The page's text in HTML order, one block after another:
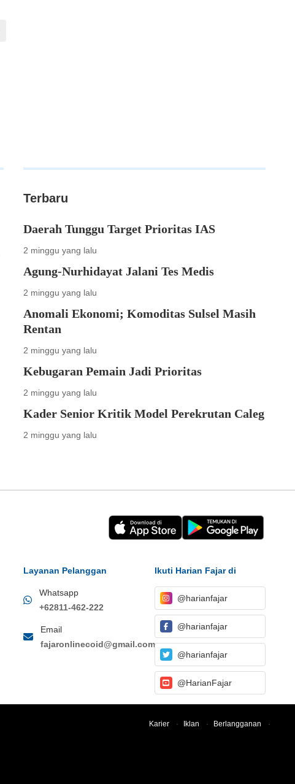
Terbaru
Daerah Tunggu Target Prioritas IAS
2 minggu yang lalu
Agung-Nurhidayat Jalani Tes Medis
2 minggu yang lalu
Anomali Ekonomi; Komoditas Sulsel Masih
Rentan
2 minggu yang lalu
Kebugaran Pemain Jadi Prioritas
2 minggu yang lalu
Kader Senior Kritik Model Perekrutan Caleg
2 minggu yang lalu
Layanan Pelanggan
Whatsapp
+62811-462-222
Email
fajaronlinecoid@gmail.com
Ikuti Harian Fajar di
@harianfajar
@harianfajar
@harianfajar
@HarianFajar
Karier · Iklan · Berlangganan ·